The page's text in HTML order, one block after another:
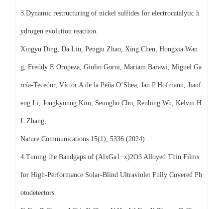
3.Dynamic restructuring of nickel sulfides for electrocatalytic h
ydrogen evolution reaction.
Xingyu Ding, Da Liu, Pengju Zhao, Xing Chen, Hongxia Wan
g, Freddy E Oropeza, Giulio Gorni, Mariam Barawi, Miguel Ga
rcía-Tecedor, Víctor A de la Peña O’Shea, Jan P Hofmann, Jianf
eng Li, Jongkyoung Kim, Seungho Cho, Renbing Wu, Kelvin H
L Zhang,
Nature Communications 15(1), 5336 (2024)
4.Tuning the Bandgaps of (AlxGa1−x)2O3 Alloyed Thin Films
for High‐Performance Solar‐Blind Ultraviolet Fully Covered Ph
otodetectors.